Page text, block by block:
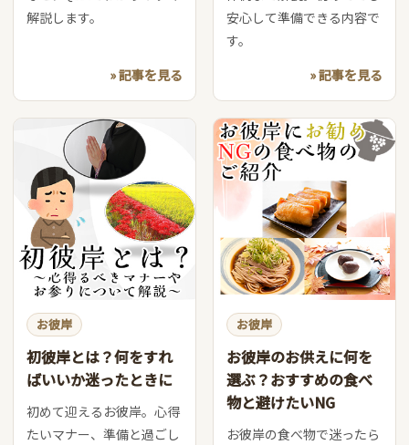
解説します。
» 記事を見る
安心して準備できる内容で
す。
» 記事を見る
お彼岸
初彼岸とは？何をすれ
ばいいか迷ったときに
初めて迎えるお彼岸。心得
たいマナー、準備と過ごし
お彼岸
お彼岸のお供えに何を
選ぶ？おすすめの食べ
物と避けたいNG
お彼岸の食べ物で迷ったら